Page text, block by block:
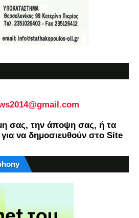
σας, την άποψη σας, ή τα
να δημοσιευθούν στο Site